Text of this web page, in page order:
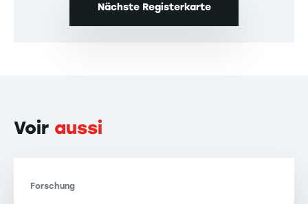
Nächste Registerkarte
Voir aussi
Forschung